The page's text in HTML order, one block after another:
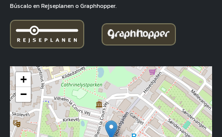
Búscalo en Rejseplanen o Graphhopper.
+
−